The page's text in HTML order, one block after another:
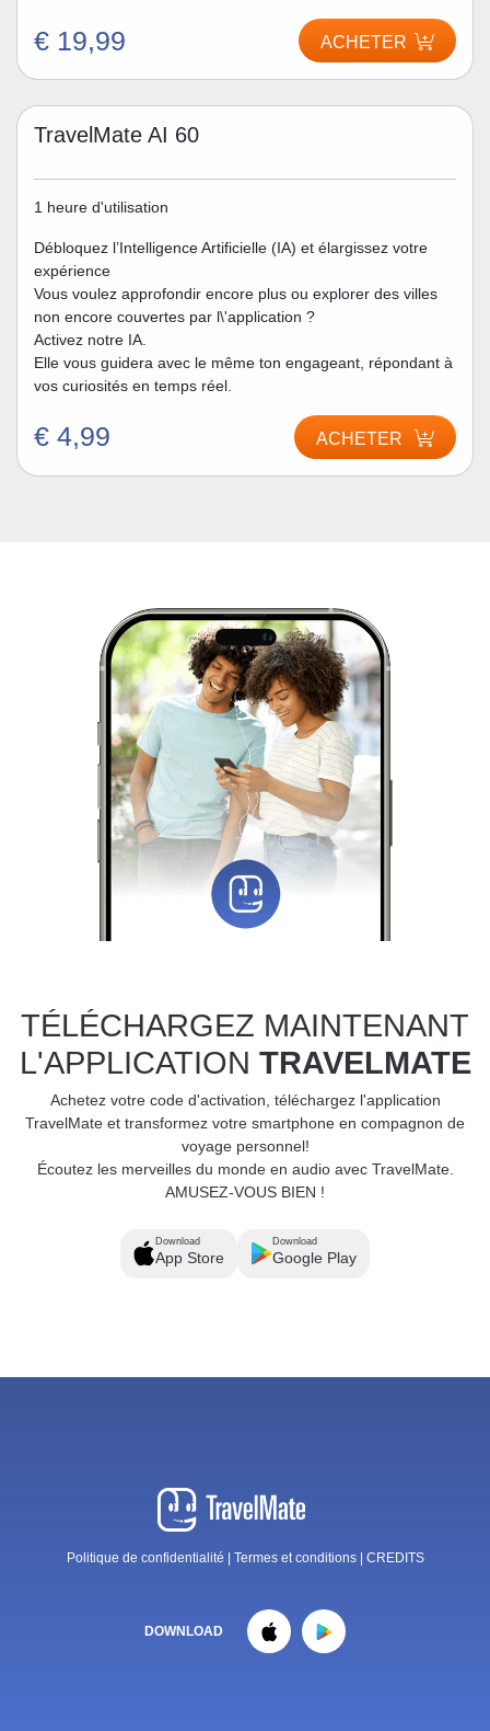
€ 19,99 ACHETER
TravelMate AI 60
1 heure d'utilisation
Débloquez l’Intelligence Artificielle (IA) et élargissez votre
expérience
Vous voulez approfondir encore plus ou explorer des villes
non encore couvertes par l\'application ?
Activez notre IA.
Elle vous guidera avec le même ton engageant, répondant à
vos curiosités en temps réel.
€ 4,99 ACHETER
TÉLÉCHARGEZ MAINTENANT
L'APPLICATION TRAVELMATE
Achetez votre code d'activation, téléchargez l'application
TravelMate et transformez votre smartphone en compagnon de
voyage personnel!
Écoutez les merveilles du monde en audio avec TravelMate.
AMUSEZ-VOUS BIEN !
Download
App Store
Download
Google Play
Politique de confidentialité Termes et conditions CREDITS
DOWNLOAD